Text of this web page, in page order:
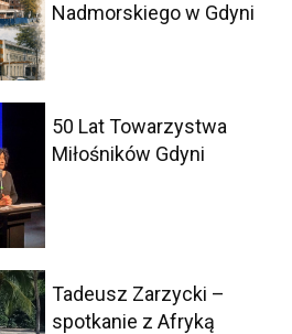
Nadmorskiego w Gdyni
50 Lat Towarzystwa
Miłośników Gdyni
Tadeusz Zarzycki –
spotkanie z Afryką